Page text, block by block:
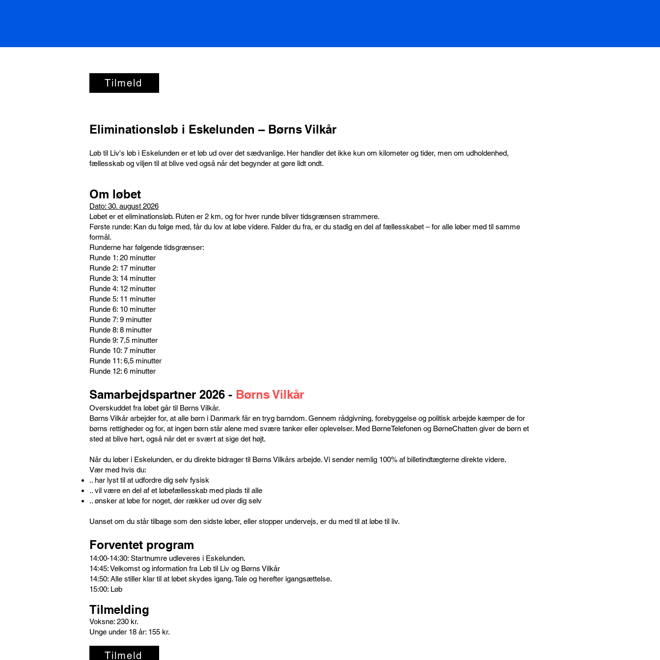
Tilmeld
Eliminationsløb i Eskelunden – Børns Vilkår
Løb til Liv's løb i Eskelunden er et løb ud over det sædvanlige. Her handler det ikke kun om kilometer og tider, men om udholdenhed,
fællesskab og viljen til at blive ved også når det begynder at gøre lidt ondt.
Om løbet
Dato: 30. august 2026
Løbet er et eliminationsløb. Ruten er 2 km, og for hver runde bliver tidsgrænsen strammere.
Første runde: Kan du følge med, får du lov at løbe videre. Falder du fra, er du stadig en del af fællesskabet – for alle løber med til samme
formål.
Runderne har følgende tidsgrænser:
Runde 1: 20 minutter
Runde 2: 17 minutter
Runde 3: 14 minutter
Runde 4: 12 minutter
Runde 5: 11 minutter
Runde 6: 10 minutter
Runde 7: 9 minutter
Runde 8: 8 minutter
Runde 9: 7,5 minutter
Runde 10: 7 minutter
Runde 11: 6,5 minutter
Runde 12: 6 minutter
Samarbejdspartner 2026 - Børns Vilkår
Overskuddet fra løbet går til Børns Vilkår.
Børns Vilkår arbejder for, at alle børn i Danmark får en tryg barndom. Gennem rådgivning, forebyggelse og politisk arbejde kæmper de for
børns rettigheder og for, at ingen børn står alene med svære tanker eller oplevelser. Med BørneTelefonen og BørneChatten giver de børn et
sted at blive hørt, også når det er svært at sige det højt.
Når du løber i Eskelunden, er du direkte bidrager til Børns Vilkårs arbejde. Vi sender nemlig 100% af billetindtægterne direkte videre.
Vær med hvis du:
.. har lyst til at udfordre dig selv fysisk
.. vil være en del af et løbefællesskab med plads til alle
.. ønsker at løbe for noget, der rækker ud over dig selv
Uanset om du står tilbage som den sidste løber, eller stopper undervejs, er du med til at løbe til liv.
Forventet program
14:00-14:30: Startnumre udleveres i Eskelunden.
14:45: Velkomst og information fra Løb til Liv og Børns Vilkår
14:50: Alle stiller klar til at løbet skydes igang. Tale og herefter igangsættelse.
15:00: Løb
Tilmelding
Voksne: 230 kr.
Unge under 18 år: 155 kr.
Tilmeld